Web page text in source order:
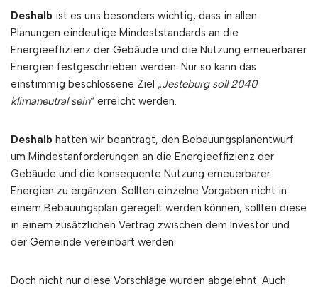
Deshalb ist es uns besonders wichtig, dass in allen
Planungen eindeutige Mindeststandards an die
Energieeffizienz der Gebäude und die Nutzung erneuerbarer
Energien festgeschrieben werden. Nur so kann das
einstimmig beschlossene Ziel „Jesteburg soll 2040
klimaneutral sein“ erreicht werden.
Deshalb hatten wir beantragt, den Bebauungsplanentwurf
um Mindestanforderungen an die Energieeffizienz der
Gebäude und die konsequente Nutzung erneuerbarer
Energien zu ergänzen. Sollten einzelne Vorgaben nicht in
einem Bebauungsplan geregelt werden können, sollten diese
in einem zusätzlichen Vertrag zwischen dem Investor und
der Gemeinde vereinbart werden.
Doch nicht nur diese Vorschläge wurden abgelehnt. Auch